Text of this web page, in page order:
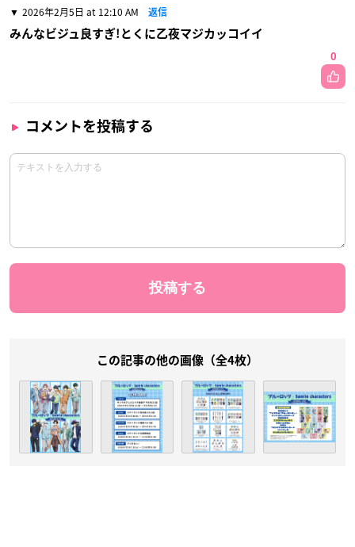
2026年2月5日 at 12:10 AM 返信
みんなビジュ良すぎ!とくに乙夜マジカッコイイ
0
コメントを投稿する
この記事の他の画像（全4枚）